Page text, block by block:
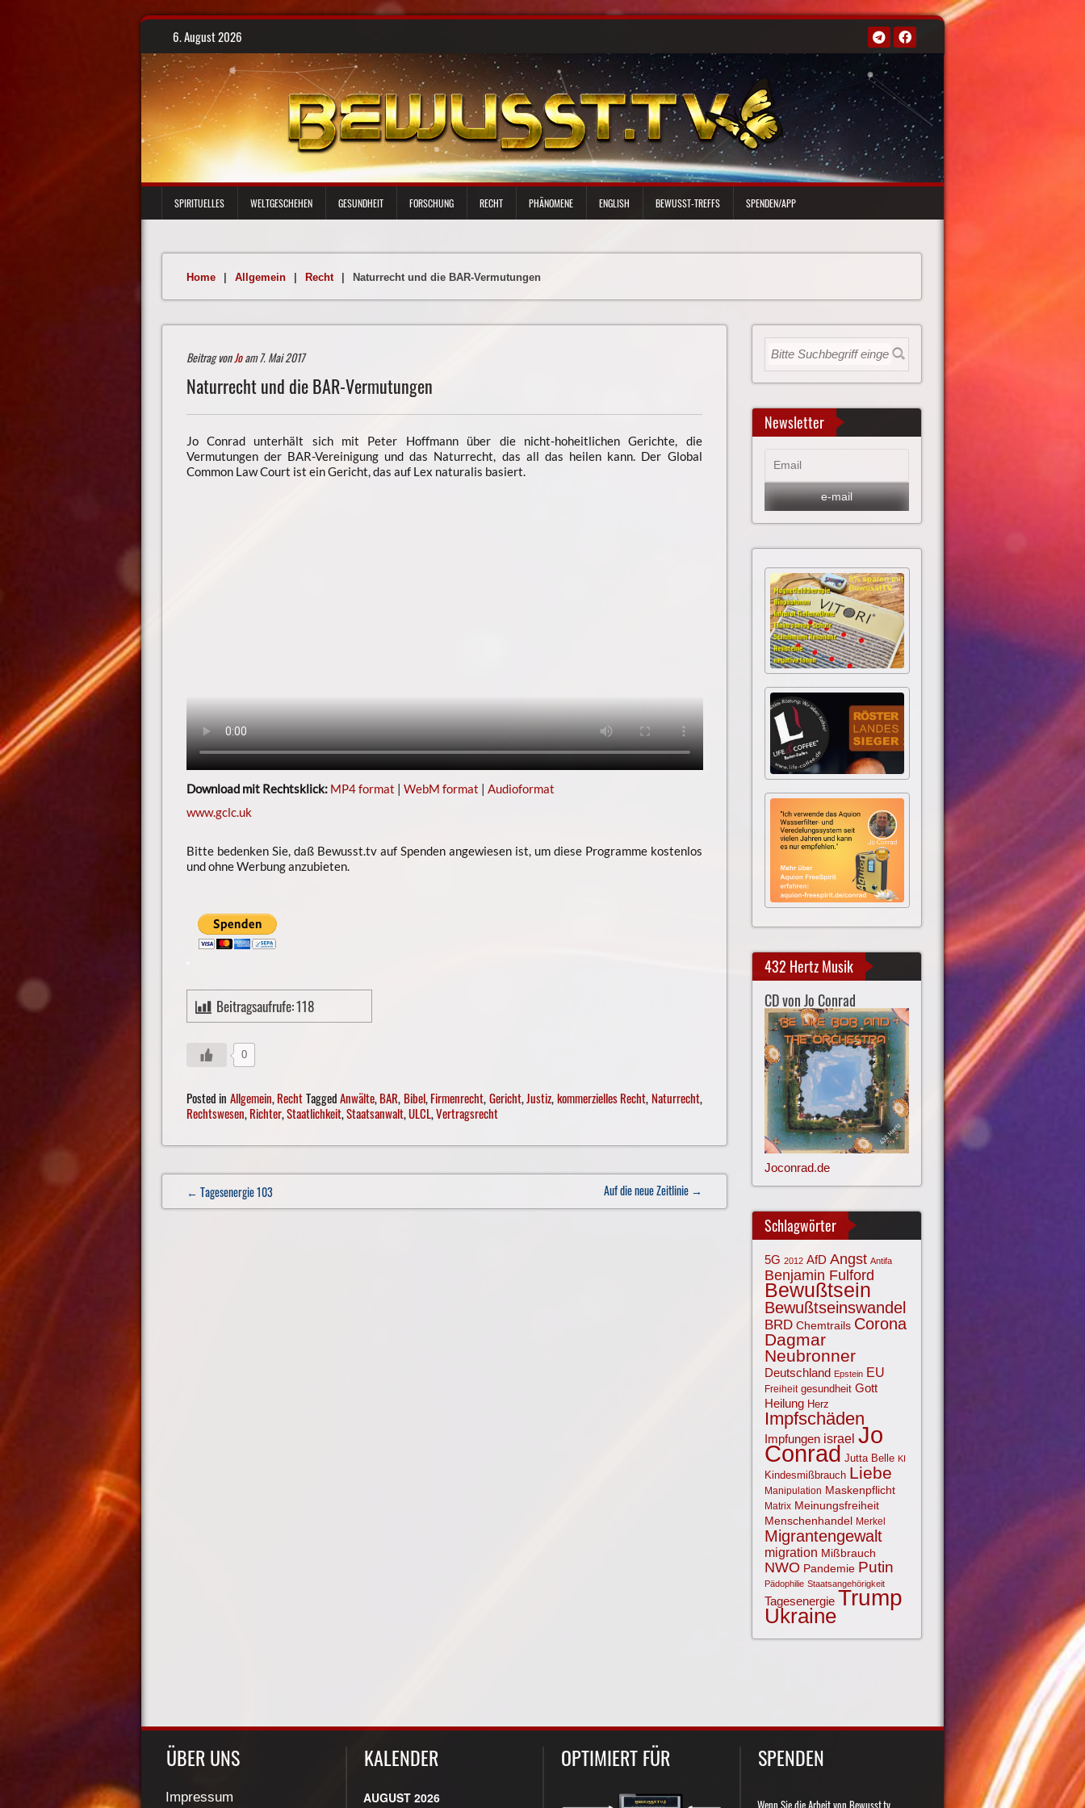
Skip
content
6. August 2026
SPIRITUELLES WELTGESCHEHEN GESUNDHEIT FORSCHUNG RECHT PHÄNOMENE ENGLISH BEWUSST-TREFFS SPENDEN/APP
Home Allgemein Recht Naturrecht und die BAR-Vermutungen
Beitrag vonJoam 7. Mai 2017
Naturrecht und die BAR-Vermutungen
Jo Conrad unterhält sich mit Peter Hoffmann über die nicht-hoheitlichen Gerichte, die
Vermutungen der BAR-Vereinigung und das Naturrecht, das all das heilen kann. Der Global
Common Law Court ist ein Gericht, das auf Lex naturalis basiert.
Download mit Rechtsklick: MP4 format | WebM format | Audioformat
www.gclc.uk
Bitte bedenken Sie, daß Bewusst.tv auf Spenden angewiesen ist, um diese Programme kostenlos
und ohne Werbung anzubieten.
Beitragsaufrufe:118
0
Posted in Allgemein,RechtTaggedAnwälte,BAR, Bibel,Firmenrecht,Gericht,Justiz,kommerzielles Recht, Naturrecht,
Rechtswesen,Richter,Staatlichkeit,Staatsanwalt,ULCL,Vertragsrecht
Post
navigation
← Tagesenergie 103 Auf die neue Zeitlinie →
Newsletter
432 Hertz Musik
CD von Jo Conrad
Joconrad.de
Schlagwörter
5G 2012 AfD Angst Antifa
Benjamin Fulford
Bewußtsein
Bewußtseinswandel
BRD Chemtrails Corona
Dagmar
Neubronner
Deutschland Epstein EU
Freiheit gesundheit Gott
Heilung Herz
Impfschäden
Impfungen israel Jo
Conrad Jutta Belle KI
Kindesmißbrauch Liebe
Manipulation Maskenpflicht
Matrix Meinungsfreiheit
Menschenhandel Merkel
Migrantengewalt
migration Mißbrauch
NWO Pandemie Putin
Pädophilie Staatsangehörigkeit
Tagesenergie Trump
Ukraine
ÜBER UNS
Impressum
KALENDER
AUGUST 2026
OPTIMIERT FÜR SPENDEN
Wenn Sie die Arbeit von Bewusst.tv